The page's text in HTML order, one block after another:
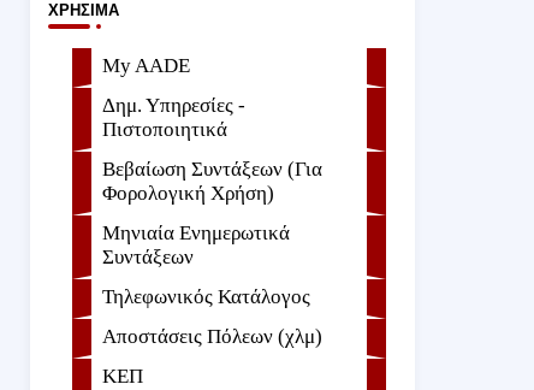
ΧΡΉΣΙΜΑ
My AADE
Δημ. Υπηρεσίες -
Πιστοποιητικά
Βεβαίωση Συντάξεων (Για
Φορολογική Χρήση)
Μηνιαία Ενημερωτικά
Συντάξεων
Τηλεφωνικός Κατάλογος
Αποστάσεις Πόλεων (χλμ)
ΚΕΠ